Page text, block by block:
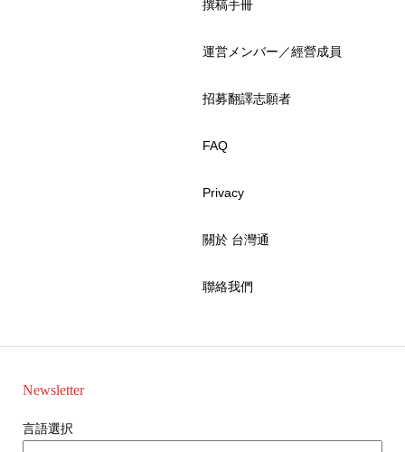
撰稿手冊
運営メンバー／經營成員
招募翻譯志願者
FAQ
Privacy
關於 台灣通
聯絡我們
Newsletter
言語選択